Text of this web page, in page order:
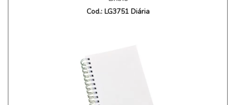
Cod.: LG3751 Diária